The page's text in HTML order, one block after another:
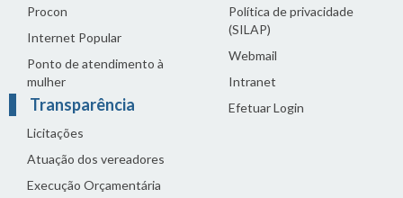
Procon
Internet Popular
Ponto de atendimento à
mulher
Transparência
Licitações
Atuação dos vereadores
Execução Orçamentária
Política de privacidade
(SILAP)
Webmail
Intranet
Efetuar Login